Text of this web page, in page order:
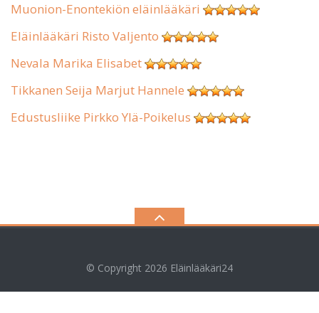
Muonion-Enontekiön eläinlääkäri
Eläinlääkäri Risto Valjento
Nevala Marika Elisabet
Tikkanen Seija Marjut Hannele
Edustusliike Pirkko Ylä-Poikelus
© Copyright 2026 Eläinlääkäri24